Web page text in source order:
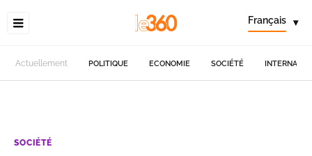
Français ▾
Actuellement POLITIQUE ECONOMIE SOCIÉTÉ
SOCIÉTÉ